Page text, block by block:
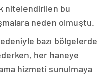
nitelendirilen bu
neden olmuştu.
bazı bölgelerde
her haneye
hizmeti sunulmaya